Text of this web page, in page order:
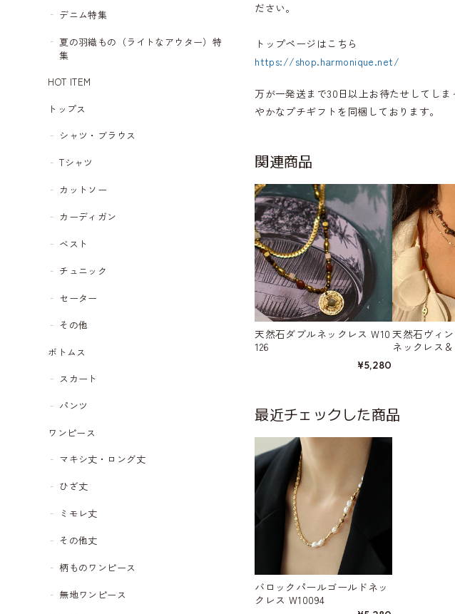
デニム特集
夏の羽織もの（ライトなアウター）特
集
HOT ITEM
トップス
シャツ・ブラウス
Tシャツ
カットソー
カーディガン
ベスト
チュニック
セーター
その他
ボトムス
スカート
パンツ
ワンピース
マキシ丈・ロング丈
ひざ丈
ミモレ丈
その他丈
柄ものワンピース
無地ワンピース
ださい。
トップページはこちら
https://shop.harmonique.net/
万が一発送まで30日以上お待たせしてし
やかなプチギフトを同梱しております。
関連商品
天然石ダブルネックレス W10
126
¥5,280
天然石ヴィ
ネックレス
ネックレス
最近チェックした商品
バロックパールゴールドネッ
クレス W10094